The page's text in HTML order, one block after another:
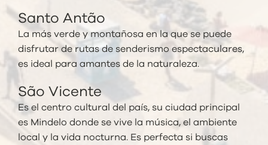
Santo Antão
La más verde y montañosa en la que se puede
disfrutar de rutas de senderismo espectaculares,
es ideal para amantes de la naturaleza.
São Vicente
Es el centro cultural del país, su ciudad principal
es Mindelo donde se vive la música, el ambiente
local y la vida nocturna. Es perfecta si buscas